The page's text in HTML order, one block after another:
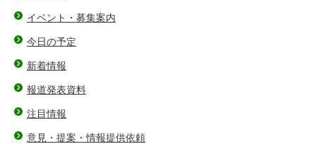
イベント・募集案内
今日の予定
新着情報
報道発表資料
注目情報
意見・提案・情報提供依頼